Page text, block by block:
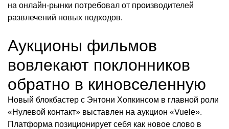
на онлайн-рынки потребовал от производителей
развлечений новых подходов.
Аукционы фильмов
вовлекают поклонников
обратно в киновселенную
Новый блокбастер с Энтони Хопкинсом в главной роли
«Нулевой контакт» выставлен на аукцион «Vuele».
Платформа позиционирует себя как новое слово в